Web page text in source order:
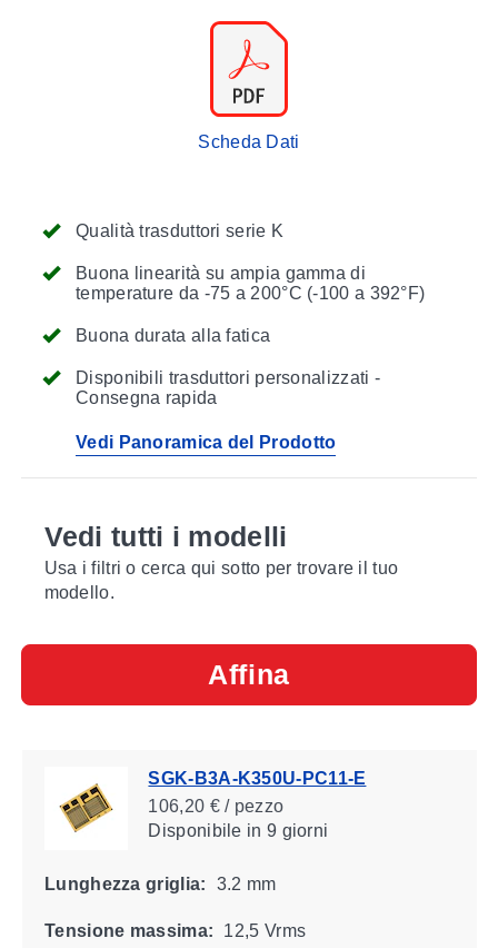
Qualità trasduttori serie K
Buona linearità su ampia gamma di
temperature da -75 a 200°C (-100 a 392°F)
Buona durata alla fatica
Disponibili trasduttori personalizzati -
Consegna rapida
Vedi Panoramica del Prodotto
Scheda Dati
Vedi tutti i modelli
Usa i filtri o cerca qui sotto per trovare il tuo
modello.
Affina
SGK-B3A-K350U-PC11-E
106,20 € / pezzo
Disponibile in 9 giorni
Lunghezza griglia: 3.2 mm
Tensione massima: 12,5 Vrms